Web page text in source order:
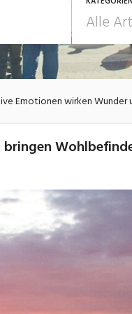
/ Weiterbildung
Emotionen wirken Wunder